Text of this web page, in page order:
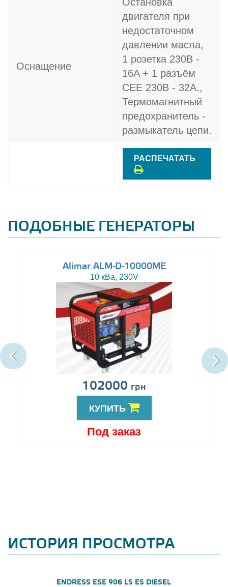
Оснащение
двигателя при
недостаточном
давлении масла,
1 розетка 230В -
16A + 1 разъём
СЕЕ 230В - 32A.,
Термомагнитный
предохранитель -
размыкатель цепи.
РАСПЕЧАТАТЬ
ПОДОБНЫЕ ГЕНЕРАТОРЫ
Alimar ALM-D-10000ME
10 кВа, 230V
102000 грн
КУПИТЬ
Под заказ
ИСТОРИЯ ПРОСМОТРА
ENDRESS ESE 906 LS ES DIESEL